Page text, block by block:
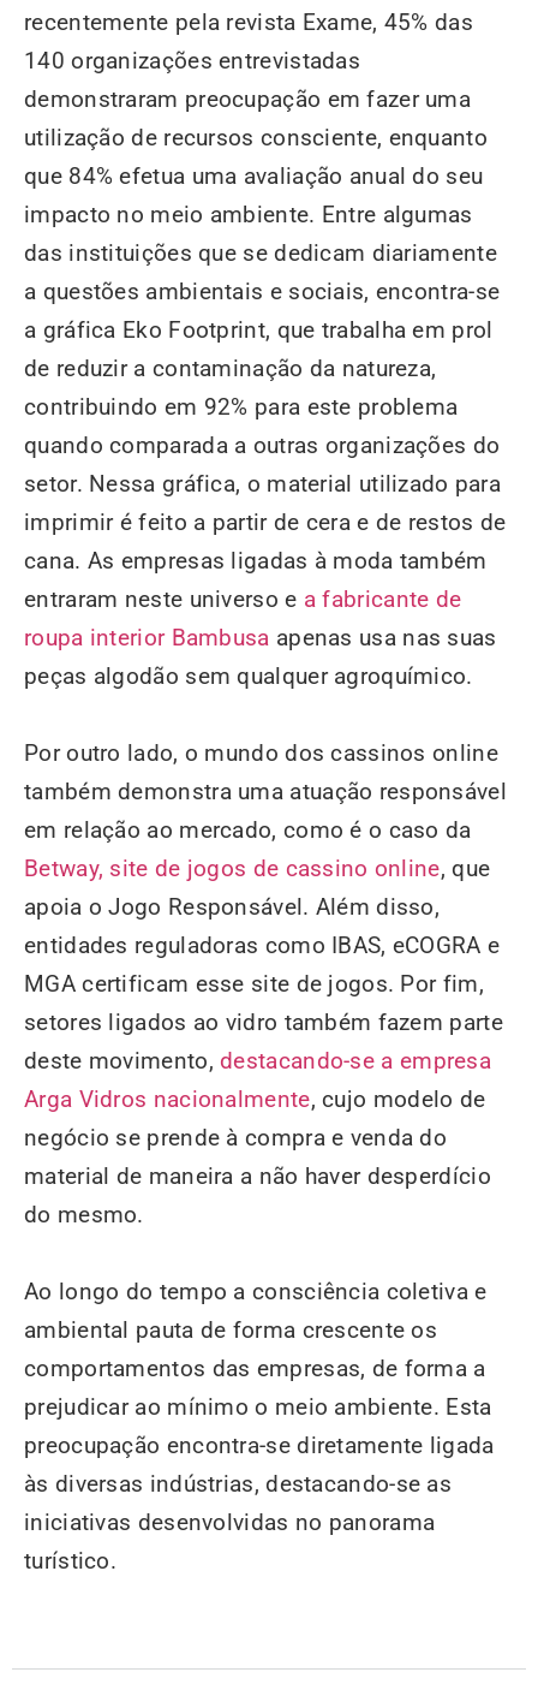
recentemente pela revista Exame, 45% das
140 organizações entrevistadas
demonstraram preocupação em fazer uma
utilização de recursos consciente, enquanto
que 84% efetua uma avaliação anual do seu
impacto no meio ambiente. Entre algumas
das instituições que se dedicam diariamente
a questões ambientais e sociais, encontra-se
a gráfica Eko Footprint, que trabalha em prol
de reduzir a contaminação da natureza,
contribuindo em 92% para este problema
quando comparada a outras organizações do
setor. Nessa gráfica, o material utilizado para
imprimir é feito a partir de cera e de restos de
cana. As empresas ligadas à moda também
entraram neste universo e a fabricante de
roupa interior Bambusa apenas usa nas suas
peças algodão sem qualquer agroquímico.
Por outro lado, o mundo dos cassinos online
também demonstra uma atuação responsável
em relação ao mercado, como é o caso da
Betway, site de jogos de cassino online, que
apoia o Jogo Responsável. Além disso,
entidades reguladoras como IBAS, eCOGRA e
MGA certificam esse site de jogos. Por fim,
setores ligados ao vidro também fazem parte
deste movimento, destacando-se a empresa
Arga Vidros nacionalmente, cujo modelo de
negócio se prende à compra e venda do
material de maneira a não haver desperdício
do mesmo.
Ao longo do tempo a consciência coletiva e
ambiental pauta de forma crescente os
comportamentos das empresas, de forma a
prejudicar ao mínimo o meio ambiente. Esta
preocupação encontra-se diretamente ligada
às diversas indústrias, destacando-se as
iniciativas desenvolvidas no panorama
turístico.